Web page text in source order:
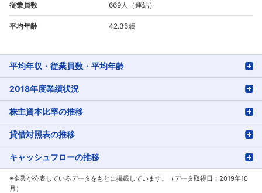
フォローしました
従業員数 669人（連結）
平均年齢 42.35歳
平均年収・従業員数・平均年齢
2018年度業績状況
株主資本比率の推移
貸借対照表の推移
キャッシュフローの推移
※企業が公表しているデータをもとに掲載しています。（データ取得日：2019年10
月）